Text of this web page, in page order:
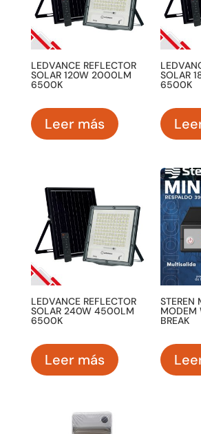
LEDVANCE REFLECTOR
SOLAR 120W 2000LM
6500K
Leer más
SOLAR
6500K
LEDVANCE REFLECTOR
SOLAR 240W 4500LM
6500K
Leer más
STEREN
MODEM
BREAK